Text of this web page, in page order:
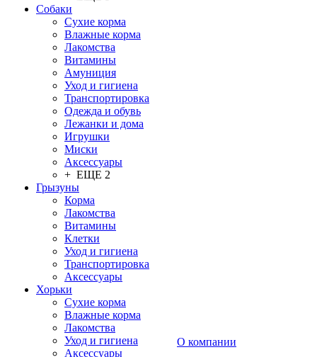
Собаки
Сухие корма
Влажные корма
Лакомства
Витамины
Амуниция
Уход и гигиена
Транспортировка
Одежда и обувь
Лежанки и дома
Игрушки
Миски
Аксессуары
+ ЕЩЕ 2
Грызуны
Корма
Лакомства
Витамины
Клетки
Уход и гигиена
Транспортировка
Аксессуары
Хорьки
Сухие корма
Влажные корма
Лакомства
Уход и гигиена
Аксессуары
О компании